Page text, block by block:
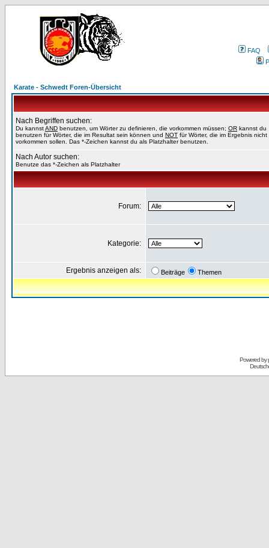
FAQ
Karate - Schwedt Foren-Übersicht
Nach Begriffen suchen:
Du kannstAND benutzen, um Wörter zu definieren, die vorkommen müssen; OR kannst du
benutzen für Wörter, die im Resultat sein können und NOT für Wörter, die im Ergebnis nicht
vorkommen sollen. Das *-Zeichen kannst du als Platzhalter benutzen.
Nach Autor suchen:
Benutze das *-Zeichen als Platzhalter
Forum:
Kategorie:
Ergebnis anzeigen als: Beiträge Themen
Powered by